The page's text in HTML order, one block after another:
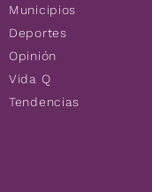
Municipios
Deportes
Opinión
Vida Q
Tendencias